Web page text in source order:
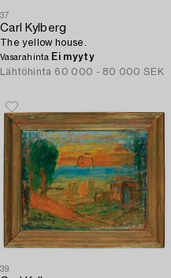
37
Carl Kylberg
The yellow house.
Vasarahinta Ei myyty
Lähtöhinta 60 000 - 80 000 SEK
39